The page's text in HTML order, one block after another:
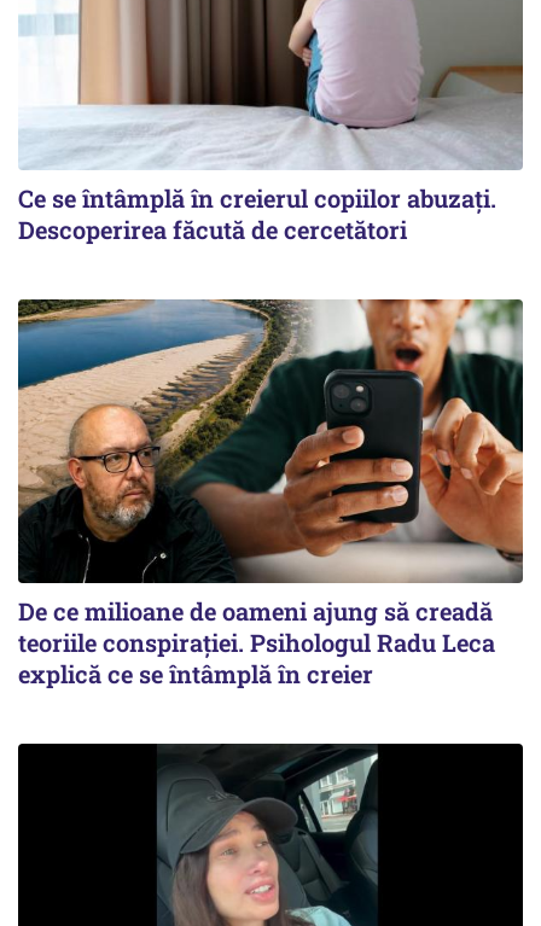
Ce se întâmplă în creierul copiilor abuzați.
Descoperirea făcută de cercetători
De ce milioane de oameni ajung să creadă
teoriile conspirației. Psihologul Radu Leca
explică ce se întâmplă în creier